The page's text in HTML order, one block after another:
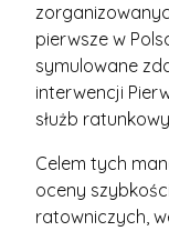
pierwsze w
symulowane
interwencji
służb
Celem tych
oceny
ratowniczych,